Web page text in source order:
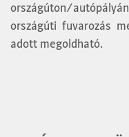
országúton/
országúti fuvarozás
adott megoldható.